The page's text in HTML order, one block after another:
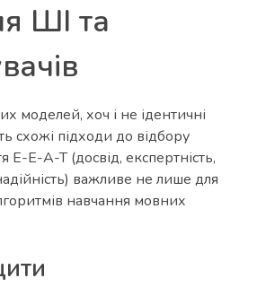
ШІ та
моделей, хоч і не ідентичні
схожі підходи до відбору
E-E-A-T (досвід, експертність,
важливе не лише для
навчання мовних